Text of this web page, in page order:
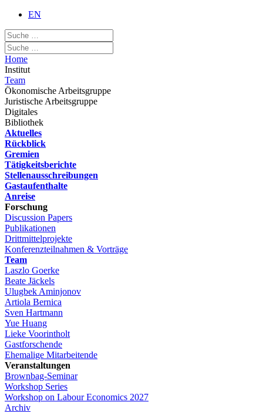
EN
Home
Institut
Team
Ökonomische Arbeitsgruppe
Juristische Arbeitsgruppe
Digitales
Bibliothek
Aktuelles
Rückblick
Gremien
Tätigkeitsberichte
Stellenausschreibungen
Gastaufenthalte
Anreise
Forschung
Discussion Papers
Publikationen
Drittmittelprojekte
Konferenzteilnahmen & Vorträge
Team
Laszlo Goerke
Beate Jäckels
Ulugbek Aminjonov
Artiola Bernica
Sven Hartmann
Yue Huang
Lieke Voorintholt
Gastforschende
Ehemalige Mitarbeitende
Veranstaltungen
Brownbag-Seminar
Workshop Series
Workshop on Labour Economics 2027
Archiv